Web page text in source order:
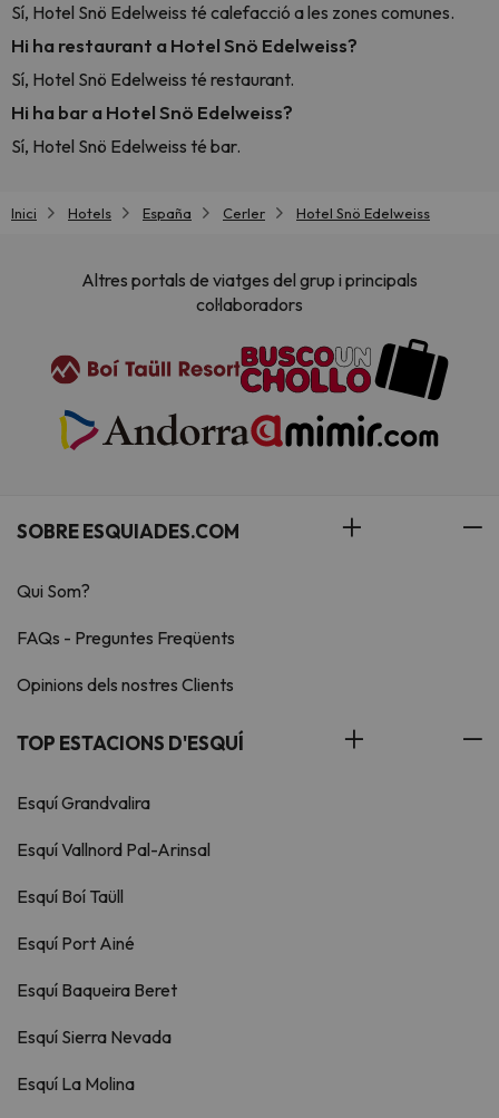
Sí, Hotel Snö Edelweiss té calefacció a les zones comunes.
Hi ha restaurant a Hotel Snö Edelweiss?
Sí, Hotel Snö Edelweiss té restaurant.
Hi ha bar a Hotel Snö Edelweiss?
Sí, Hotel Snö Edelweiss té bar.
Inici Hotels España Cerler Hotel Snö Edelweiss
Altres portals de viatges del grup i principals
col·laboradors
SOBRE ESQUIADES.COM
Qui Som?
FAQs - Preguntes Freqüents
Opinions dels nostres Clients
TOP ESTACIONS D'ESQUÍ
Esquí Grandvalira
Esquí Vallnord Pal-Arinsal
Esquí Boí Taüll
Esquí Port Ainé
Esquí Baqueira Beret
Esquí Sierra Nevada
Esquí La Molina